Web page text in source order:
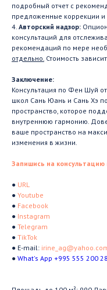
подробный отчет с
предложенные коррекции и
4. Авторский надзор:
консультаций для
рекомендаций по мере
отдельно. Стоимость
Заключение:
Консультация по Фен Шуй
школ Сань Юань и Сань Хэ
пространство, которое
внутреннюю гармонию.
ваше пространство на
изменения в жизни.
Запишись на
● URL
● Youtube
● Facebook
● Instagram
● Telegram
● TikTok
● E-mail:
● What's App +995 555 200